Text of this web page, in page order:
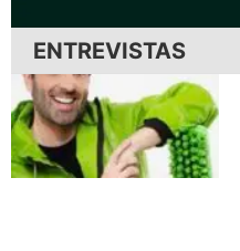
ENTREVISTAS